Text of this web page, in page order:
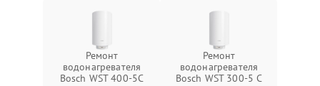
Ремонт
водонагревателя
Bosch WST 400-5C
Ремонт
водонагревателя
Bosch WST 300-5 C